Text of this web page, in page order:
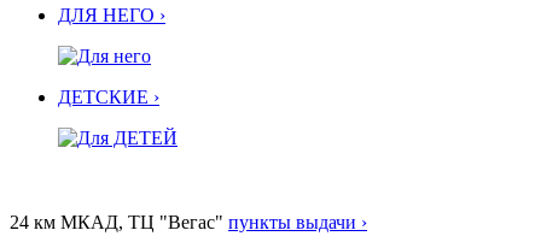
ДЛЯ НЕГО ›
ДЕТСКИЕ ›
24 км МКАД, ТЦ "Вегас" пункты выдачи ›